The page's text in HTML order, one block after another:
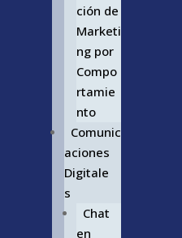
ción de
Marketi
ng por
Compo
rtamie
nto
Comunic
aciones
Digitale
s
Chat
en